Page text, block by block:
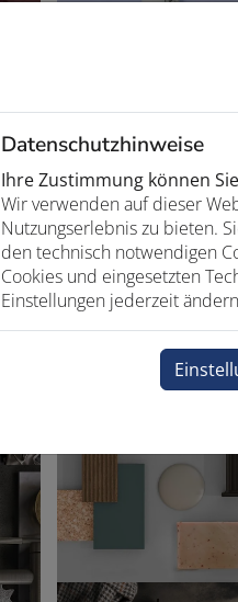
Datenschutzhinweise
Ihre Zustimmung können
Wir verwenden auf dieser
Nutzungserlebnis zu bieten.
den technisch notwendigen
Cookies und eingesetzten
Einstellungen jederzeit